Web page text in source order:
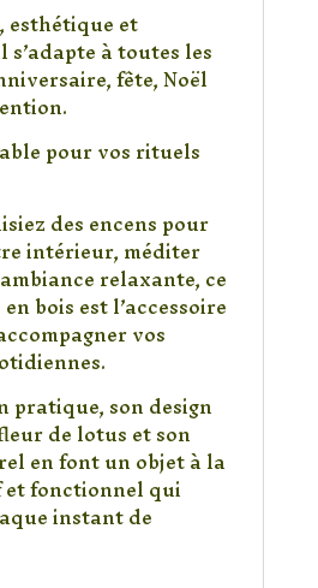
et
à toutes les
fête, Noël
pour vos rituels
des encens pour
intérieur, méditer
relaxante, ce
bois est l’accessoire
vos
pratique, son design
de lotus et son
en font un objet à la
fonctionnel qui
instant de